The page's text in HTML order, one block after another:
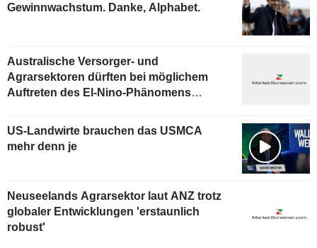
Gewinnwachstum. Danke, Alphabet.
Australische Versorger- und
Agrarsektoren dürften bei möglichem
Auftreten des El-Nino-Phänomens
US-Landwirte brauchen das USMCA
mehr denn je
Neuseelands Agrarsektor laut ANZ trotz
globaler Entwicklungen 'erstaunlich
robust'